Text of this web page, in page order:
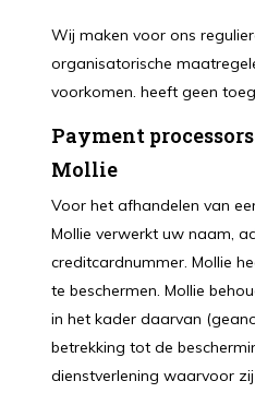
Wij maken voor ons
organisatorische
voorkomen. heeft geen
Payment processors
Mollie
Voor het afhandelen van
Mollie verwerkt uw naam,
creditcardnummer. Mollie
te beschermen. Mollie
in het kader daarvan
betrekking tot de
dienstverlening waarvoor